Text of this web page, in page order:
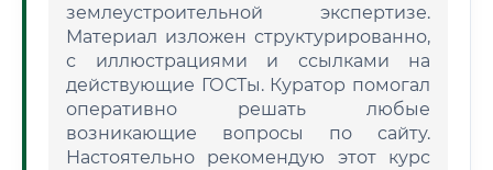
землеустроительной экспертизе.
Материал изложен структурированно,
с иллюстрациями и ссылками на
действующие ГОСТы. Куратор помогал
оперативно решать любые
возникающие вопросы по сайту.
Настоятельно рекомендую этот курс